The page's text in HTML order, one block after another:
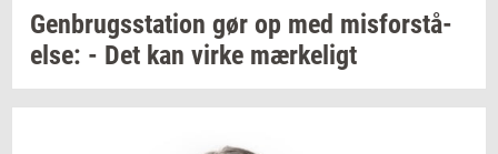
Gen­brugs­sta­tion gør op med mis­for­stå­
el­se: - Det kan virke mær­ke­ligt